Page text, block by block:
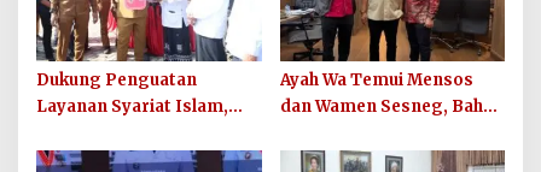
Dukung Penguatan
Layanan Syariat Islam,
Bagikan 852 Sepmor untuk
Ayah Wa Temui Mensos
dan Wamen Sesneg, Bahas
Dana Direktif Presiden